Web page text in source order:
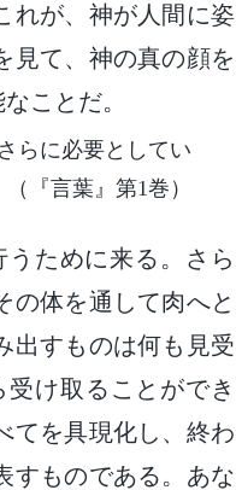
れが、神が人間に姿
見て、神の真の顔を
ことだ。
らに必要としてい
（『言葉』第1巻）
ために来る。さら
の体を通して肉へと
出すものは何も見受
け取ることができ
てを具現化し、終わ
すものである。あな